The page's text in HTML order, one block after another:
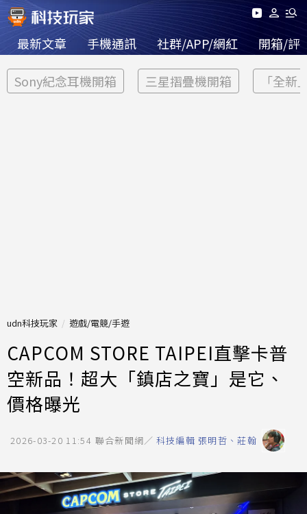
最新文章 手機通訊 社群/APP/網紅 開箱/評
Sony紀念耳機開箱 三星摺疊機開箱 「全新
udn科技玩家 遊戲/電競/手遊
CAPCOM STORE TAIPEI直擊卡普
空新品！超大「鎮店之寶」是它、
價格曝光
2026-03-20 11:54 聯合新聞網／ 科技編輯 張明哲、莊翰